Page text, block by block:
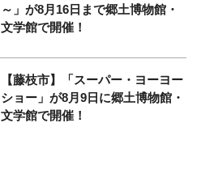
～」が8月16日まで郷土博物館・
文学館で開催！
【藤枝市】「スーパー・ヨーヨー
ショー」が8月9日に郷土博物館・
文学館で開催！